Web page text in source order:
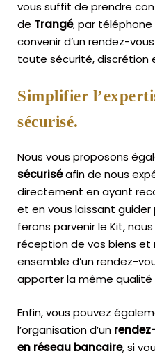
vous suffit de prendre
de Trangé, par
convenir d’un rendez-
toute sécurité, discrétion
Simplifier
sécurisé.
Nous vous proposons
sécuriséafin de nous
directement en ayant
et en vous laissant guider
ferons parvenir le Kit,
réception de vos biens et
ensemble d’un rendez-
apporter la même qualité
Enfin, vous pouvez
l’organisation d’un
en réseau bancaire, si